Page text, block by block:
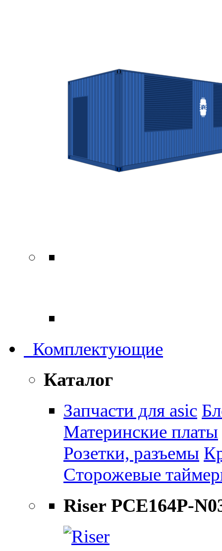
Комплектующие
Каталог
Запчасти для asic
Материнские платы
Розетки, разъемы
Сторожевые
Riser PCE164P-